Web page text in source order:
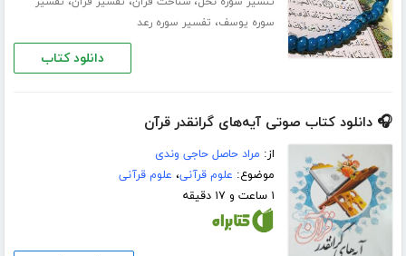
سوره یوسف، تفسیر سوره رعد
دانلود کتاب
🎧 دانلود کتاب صوتی آیه‌های گرانقدر قرآن
از: مراد حاصل حاجی وندی
موضوع: علوم قرآنی، علوم قرآنی
۱ ساعت و ۱۷ دقیقه